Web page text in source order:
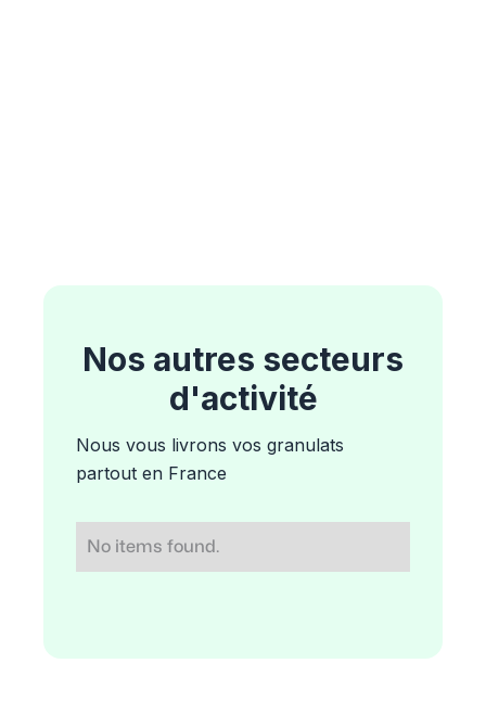
Nos autres secteurs
d'activité
Nous vous livrons vos granulats
partout en France
No items found.